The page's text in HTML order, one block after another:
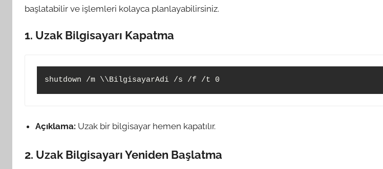
başlatabilir ve işlemleri kolayca planlayabilirsiniz.
1. Uzak Bilgisayarı Kapatma
Açıklama: Uzak bir bilgisayar hemen kapatılır.
2. Uzak Bilgisayarı Yeniden Başlatma